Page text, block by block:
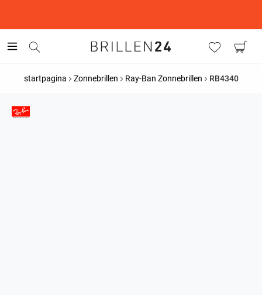
startpagina Zonnebrillen Ray-Ban Zonnebrillen RB4340